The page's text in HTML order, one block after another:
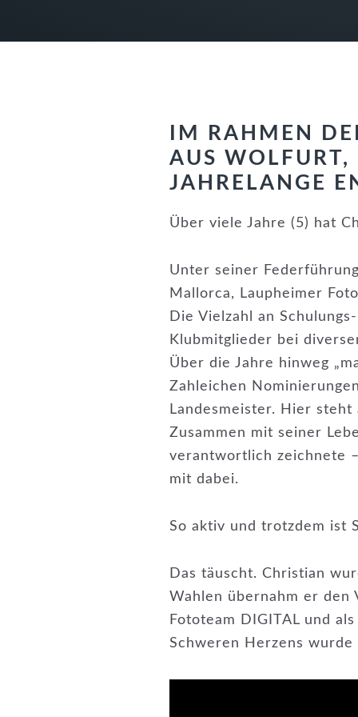
IM RAHMEN
AUS WOLFURT,
JAHRELANGE
Über viele Jahre (5) hat
Unter seiner
Mallorca, Laupheimer
Die Vielzahl an
Klubmitglieder bei
Über die Jahre hinweg
Zahleichen
Landesmeister. Hier
Zusammen mit seiner
verantwortlich zeichnete
mit dabei.
So aktiv und trotzdem ist
Das täuscht. Christian
Wahlen übernahm er den
Fototeam DIGITAL und
Schweren Herzens